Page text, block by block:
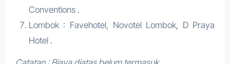
Conventions .
Lombok : Favehotel, Novotel Lombok, D Praya
Hotel .